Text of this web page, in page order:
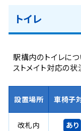
トイレ
駅構内のトイレにつ
ストメイト対応の状
設置場所 車椅子
改札内 あり